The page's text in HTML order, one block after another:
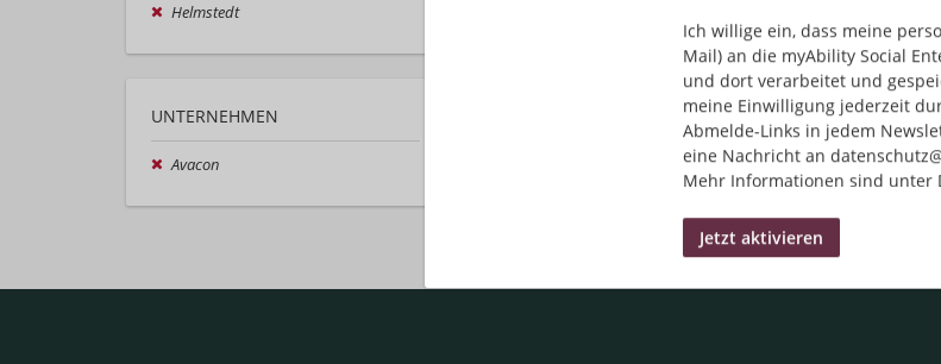
Helmstedt
UNTERNEHMEN
Avacon
Ich willige ein, dass meine
Mail) an die myAbility Social
und dort verarbeitet und
meine Einwilligung jederzeit
Abmelde-Links in jedem
eine Nachricht an
Mehr Informationen sind unter